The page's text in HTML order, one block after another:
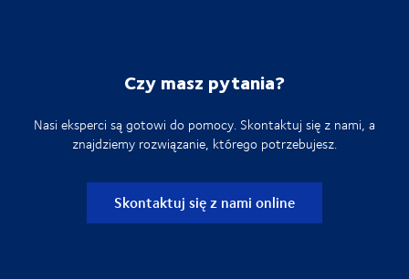
Czy masz pytania?
Nasi eksperci są gotowi do pomocy. Skontaktuj się z nami, a
znajdziemy rozwiązanie, którego potrzebujesz.
Skontaktuj się z nami online